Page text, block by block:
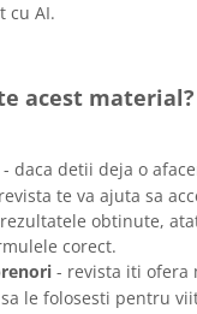
cu AI.
acest material?
- daca detii deja o
te va ajuta sa
obtinute,
corect.
- revista iti ofera
le folosesti pentru